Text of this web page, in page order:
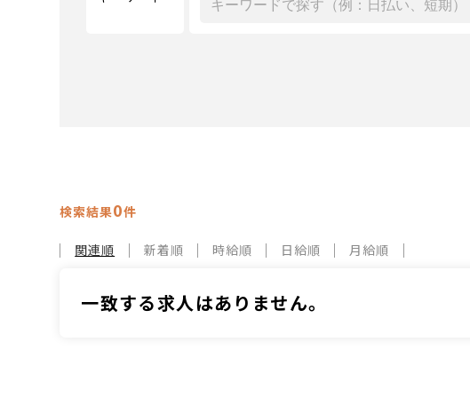
検索結果0件
関連順 新着順 時給順 日給順 月給順
一致する求人はありません。